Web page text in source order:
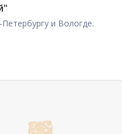
и Вологде.